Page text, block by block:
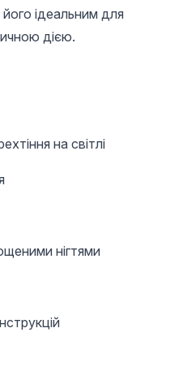
ідеальним для
дією.
на світлі
нігтями